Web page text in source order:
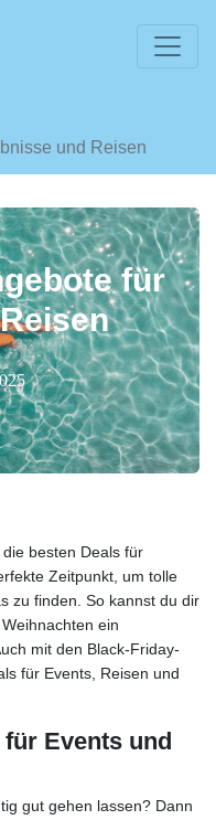
und Reisen
für
besten Deals für
Zeitpunkt, um tolle
zu finden. So kannst du dir
ein
mit den Black-Friday-
für Events, Reisen und
Events und
gut gehen lassen? Dann